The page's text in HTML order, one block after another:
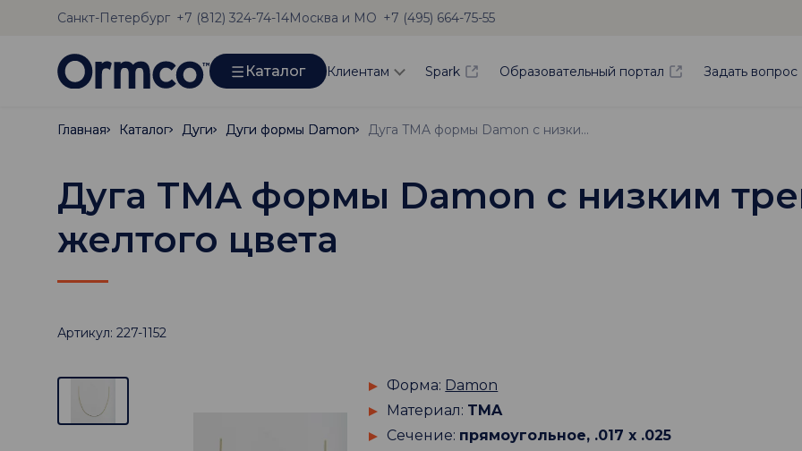
Санкт-Петербург +7 (812) 324-74-14Москва и МО +7 (495) 664-75-55
Каталог Клиентам Spark Образовательный портал Задать вопрос
Главная
Главная Каталог
Каталог Дуги
Дуги Дуги формы Damon
Дуги формы Damon Дуга TMA формы Damon с низким трением .017 х. 025 желтого цвета
Дуга TMA формы Damon с низким
желтого цвета
Артикул: 227-1152
Форма: Damon
Материал: TMA
Сечение: прямоугольное, .017 х .025